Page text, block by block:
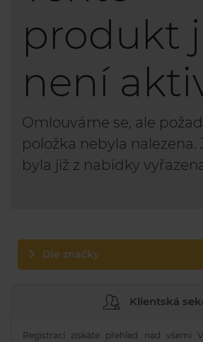
produkt
není
Omlouváme se, ale
položka nebyla nalezena.
byla již z nabídky
Dle značky
Klientská
Registrací získáte přehled nad všemi